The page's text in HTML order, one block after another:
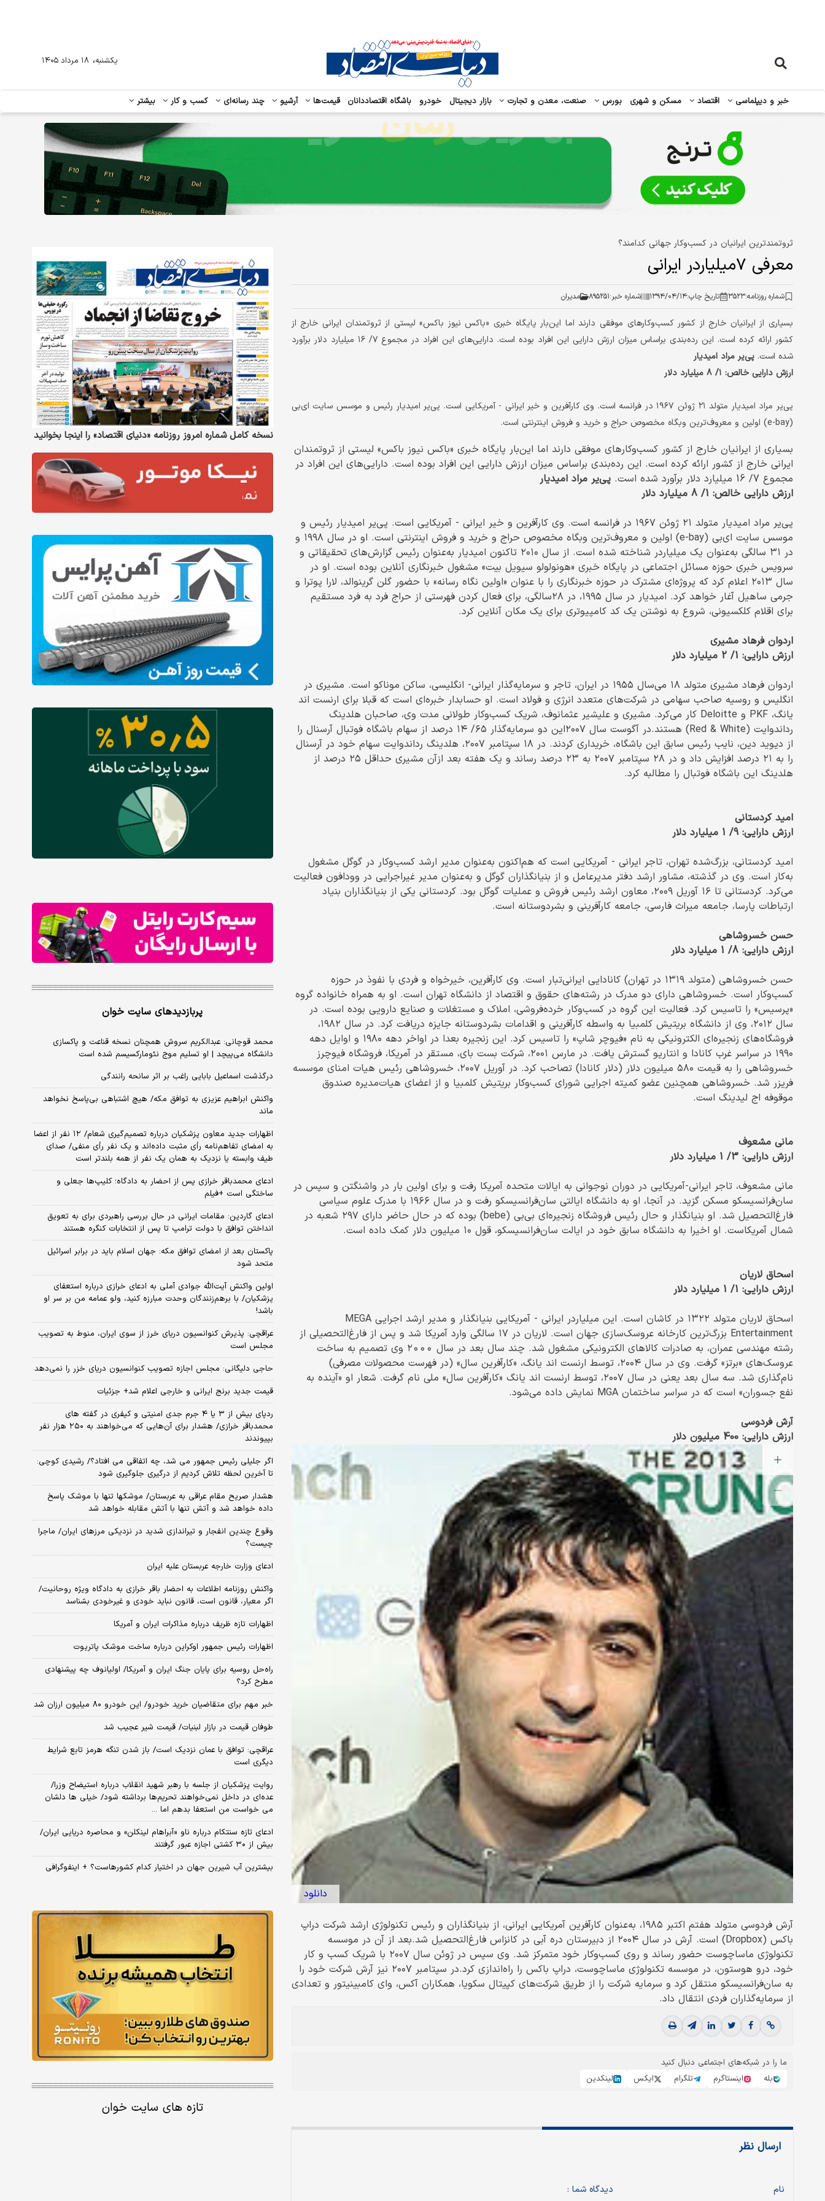
خبر و دیپلماسی اقتصاد مسکن و شهری بورس صنعت، معدن و تجارت بازار دیجیتال خودرو باشگاه اقتصاددانان قیمت‌ها آرشیو چند رسانه‌ای کسب و کار بیشتر
یکشنبه، ۱۸ مرداد ۱۴۰۵
ثروتمندترین ایرانیان در کسب‌وکار جهانی کدامند؟
معرفی ۷میلیاردر ایرانی
شماره روزنامه:۳۵۲۳ تاریخ چاپ:۱۳۹۴/۰۴/۱۴ شماره خبر:۸۹۵۲۵۱ مدیران
بسیاری از ایرانیان خارج از کشور کسب‌وکارهای موفقی دارند اما این‌بار پایگاه خبری «باکس نیوز باکس» لیستی از ثروتمندان ایرانی خارج از
کشور ارائه کرده است. این رده‌بندی براساس میزان ارزش دارایی این افراد بوده است. دارایی‌های این افراد در مجموع ۷/ ۱۶ میلیارد دلار برآورد
شده است. پی‌یر مراد امیدیار
ارزش دارایی خالص: ۱/ ۸ میلیارد دلار
پی‌یر مراد امیدیار متولد ۲۱ ژوئن ۱۹۶۷ در فرانسه است. وی کارآفرین و خیر ایرانی - آمریکایی است. پی‌یر امیدیار رئیس و موسس سایت ای‌بی
(e-bay) اولین و معروف‌ترین وبگاه مخصوص حراج و خرید و فروش اینترنتی است.
بسیاری از ایرانیان خارج از کشور کسب‌وکارهای موفقی دارند اما این‌بار پایگاه خبری «باکس نیوز باکس» لیستی از ثروتمندان
ایرانی خارج از کشور ارائه کرده است. این رده‌بندی براساس میزان ارزش دارایی این افراد بوده است. دارایی‌های این افراد در
مجموع 7/ 16 میلیارد دلار برآورد شده است.
پی‌یر مراد امیدیار
ارزش دارایی خالص: 1/ 8 میلیارد دلار
پی‌یر مراد امیدیار متولد ۲۱ ژوئن ۱۹۶۷ در فرانسه است. وی کارآفرین و خیر ایرانی - آمریکایی است. پی‌یر امیدیار رئیس و
موسس سایت ای‌بی (e-bay) اولین و معروف‌ترین وبگاه مخصوص حراج و خرید و فروش اینترنتی است. او در سال ۱۹۹۸ و
در ۳۱ سالگی به‌عنوان یک میلیاردر شناخته شده است. از سال ۲۰۱۰ تاکنون امیدیار به‌عنوان رئیس گزارش‌های تحقیقاتی و
سرویس خبری حوزه مسائل اجتماعی در پایگاه خبری «هونولولو سیویل بیت» مشغول خبرنگاری آنلاین بوده است. او در
سال ۲۰۱۳ اعلام کرد که پروژه‌ای مشترک در حوزه خبرنگاری را با عنوان «اولین نگاه رسانه» با حضور گلن گرینوالد، لارا پوترا و
جرمی ساهیل آغار خواهد کرد. امیدیار در سال ۱۹۹۵، در ۲۸سالگی، برای فعال کردن فهرستی از حراج فرد به فرد مستقیم
برای اقلام کلکسیونی، شروع به نوشتن یک کد کامپیوتری برای یک مکان آنلاین کرد.
اردوان فرهاد مشیری
ارزش دارایی: 1/ 2 میلیارد دلار
اردوان فرهاد مشیری متولد ۱۸ می‌سال ۱۹۵۵ در ایران، تاجر و سرمایه‌گذار ایرانی- انگلیسی، ساکن موناکو است. مشیری در
انگلیس و روسیه صاحب سهامی در شرکت‌های متعدد انرژی و فولاد است. او حسابدار خبره‌ای است که قبلا برای ارنست اند
یانگ، PKF و Deloitte کار می‌کرد. مشیری و علیشیر عثمانوف، شریک کسب‌وکار طولانی مدت وی، صاحبان هلدینگ
رداندوایت (Red & White) هستند.در آگوست سال ۲۰۰۷این دو سرمایه‌گذار ۶۵/ ۱۴ درصد از سهام باشگاه فوتبال آرسنال را
از دیوید دین، نایب رئیس سابق این باشگاه، خریداری کردند. در ۱۸ سپتامبر ۲۰۰۷، هلدینگ رداندوایت سهام خود در آرسنال
را به ۲۱ درصد افزایش داد و در ۲۸ سپتامبر ۲۰۰۷ به ۲۳ درصد رساند و یک هفته بعد ازآن مشیری حداقل ۲۵ درصد از
هلدینگ این باشگاه فوتبال را مطالبه کرد.
امید کردستانی
ارزش دارایی: 9/ 1 میلیارد دلار
امید کردستانی، بزرگ‌شده تهران، تاجر ایرانی - آمریکایی است که هم‌اکنون به‌عنوان مدیر ارشد کسب‌وکار در گوگل مشغول
به‌کار است. وی در گذشته، مشاور ارشد دفتر مدیرعامل و از بنیانگذاران گوگل و به‌عنوان مدیر غیر‌اجرایی در وودافون فعالیت
می‌کرد. کردستانی تا ۱۶ آوریل ۲۰۰۹، معاون ارشد رئیس فروش و عملیات گوگل بود. کردستانی یکی از بنیانگذاران بنیاد
ارتباطات پارسا، جامعه میراث فارسی، جامعه کارآفرینی و بشردوستانه است.
حسن خسروشاهی
ارزش دارایی: 8/ 1 میلیارد دلار
حسن خسروشاهی (متولد ۱۳۱۹ در تهران) کانادایی ایرانی‌تبار است. وی کارآفرین، خیرخواه و فردی با نفوذ در حوزه
کسب‌وکار است. خسروشاهی دارای دو مدرک در رشته‌های حقوق و اقتصاد از دانشگاه تهران است. او به همراه خانواده گروه
«پرسیس» را تاسیس کرد. فعالیت این گروه در کسب‌وکار خرده‌فروشی، املاک و مستغلات و صنایع دارویی بوده است. در
سال ۲۰۱۲، وی از دانشگاه بریتیش کلمبیا به واسطه کارآفرینی و اقدامات بشردوستانه جایزه دریافت کرد. در سال ۱۹۸۲،
فروشگاه‌های زنجیره‌ای الکترونیکی به نام «فیوچر شاپ» را تاسیس کرد. این زنجیره بعدا در اواخر دهه ۱۹۸۰ و اوایل دهه
۱۹۹۰ در سراسر غرب کانادا و انتاریو گسترش یافت. در مارس ۲۰۰۱، شرکت بست بای، مستقر در آمریکا، فروشگاه فیوچرز
خسروشاهی را به قیمت ۵۸۰ میلیون دلار (دلار کانادا) تصاحب کرد. در آوریل ۲۰۰۷، خسروشاهی رئیس هیات امنای موسسه
فریزر شد. خسروشاهی همچنین عضو کمیته اجرایی شورای کسب‌وکار بریتیش کلمبیا و از اعضای هیات‌مدیره صندوق
موقوفه اج لیدینگ است.
مانی مشعوف
ارزش دارایی: 3/ 1 میلیارد دلار
مانی مشعوف، تاجر ایرانی‌-‌آمریکایی در دوران نوجوانی به ایالات متحده آمریکا رفت و برای اولین بار در واشنگتن و سپس در
سان‌فرانسیسکو مسکن گزید. در آنجا، او به دانشگاه ایالتی سان‌فرانسیسکو رفت و در سال ۱۹۶۶ با مدرک علوم سیاسی
فارغ‌التحصیل شد. او بنیانگذار و حال رئیس فروشگاه زنجیره‌ای ‌بی‌بی (bebe) بوده که در حال حاضر دارای ۲۹۷ شعبه در
شمال آمریکاست. او اخیرا به دانشگاه سابق خود در ایالت سان‌فرانسیسکو، قول ۱۰ میلیون دلار کمک داده است.
اسحاق لاریان
ارزش دارایی: 1/ 1 میلیارد دلار
اسحاق لاریان متولد ۱۳۲۲ در کاشان است. این میلیاردر ایرانی - آمریکایی بنیانگذار و مدیر ارشد اجرایی MEGA
Entertainment بزرگ‌ترین کارخانه عروسک‌سازی جهان است. لاریان در ۱۷ سالگی وارد آمریکا شد و پس از فارغ‌التحصیلی از
رشته مهندسی عمران، به صادرات کالاهای الکترونیکی مشغول شد. چند سال بعد در سال ٢٠٠٠ وی تصمیم به ساخت
عروسک‌های «برتز» گرفت. وی در سال ۲۰۰۴، توسط ارنست اند یانگ، «کارآفرین سال» (در فهرست محصولات مصرفی)
نام‌گذاری شد. سه سال بعد یعنی در سال ۲۰۰۷، توسط ارنست اند یانگ «کارآفرین سال» ملی نام گرفت. شعار او «آینده به
نفع جسوران» است که در سراسر ساختمان MGA نمایش داده می‌شود.
آرش فردوسی
ارزش دارایی: 400 میلیون دلار
دانلود
آرش فردوسی متولد هفتم اکتبر ۱۹۸۵، به‌عنوان کارآفرین آمریکایی ایرانی، از بنیانگذاران و رئیس تکنولوژی ارشد شرکت دراپ
باکس (Dropbox) است. آرش در سال ۲۰۰۴ از دبیرستان دره آبی در کانزاس فارغ‌التحصیل شد.بعد از آن در موسسه
تکنولوژی ماساچوست حضور رساند و روی کسب‌وکار خود متمرکز شد. وی سپس در ژوئن سال ۲۰۰۷ با شریک کسب و کار
خود، درو هوستون، در موسسه تکنولوژی ماساچوست، دراپ باکس را راه‌اندازی کرد.در سپتامبر ۲۰۰۷ نیز آرش شرکت خود را
به سان‌فرانسیسکو منتقل کرد و سرمایه شرکت را از طریق شرکت‌های کپیتال سکویا، همکاران آکس، وای کامبینیتور و تعدادی
از سرمایه‌گذاران فردی انتقال داد.
ما را در شبکه‌های اجتماعی دنبال کنید
بله
اینستاگرم تلگرام ایکس لینکدین
ارسال نظر
نام دیدگاه شما :
نسخه کامل شماره امروز روزنامه «دنیای‌ اقتصاد» را اینجا بخوانید
پربازدیدهای سایت خوان
محمد قوچانی: عبدالکریم سروش همچنان نسخه قناعت و پاکسازی
دانشگاه می‌پیچد | او تسلیم موج نئومارکسیسم شده است
درگذشت اسماعیل بابایی راغب بر اثر سانحه رانندگی
واکنش ابراهیم عزیزی به توافق مکه/ هیچ اشتباهی بی‌پاسخ نخواهد
ماند
اظهارات جدید معاون پزشکیان درباره تصمیم‌گیری شعام/ ۱۲ نفر از اعضا
به امضای تفاهم‌نامه رأی مثبت داده‌اند و یک نفر رأی منفی/ صدای
طیف وابسته یا نزدیک به همان یک نفر از همه بلندتر است
ادعای محمدباقر خرازی پس از احضار به دادگاه؛ کلیپ‌ها جعلی و
ساختگی است +فیلم
ادعای گاردین: مقامات ایرانی در حال بررسی راهبردی برای به تعویق
انداختن توافق با دولت ترامپ تا پس از انتخابات کنگره هستند
پاکستان بعد از امضای توافق مکه: جهان اسلام باید در برابر اسرائیل
متحد شود
اولین واکنش آیت‌الله جوادی آملی به ادعای خرازی درباره استعفای
پزشکیان/ با برهم‌زنندگان وحدت مبارزه کنید، ولو عمامه من بر سر او
باشد!
عراقچی: پذیرش کنوانسیون دریای خرز از سوی ایران، منوط به تصویب
مجلس است
حاجی دلیگانی: مجلس اجازه تصویب کنوانسیون دریای خزر را نمی‌دهد
قیمت جدید برنج ایرانی و خارجی اعلام شد+ جزئیات
ردپای بیش از ۳ یا ۴ جرم جدی امنیتی و کیفری در گفته های
محمدباقر خرازی/ هشدار برای آن‌هایی که می‌خواهند به ۲۵۰ هزار نفر
بپیوندند
اگر جلیلی رئیس جمهور می شد، چه اتفاقی می افتاد؟/ رشیدی کوچی:
تا آخرین لحظه تلاش کردیم از درگیری جلوگیری شود
هشدار صریح مقام عراقی به عربستان/ موشکها تنها با موشک پاسخ
داده خواهد شد و آتش تنها با آتش مقابله خواهد شد
وقوع چندین انفجار و تیراندازی شدید در نزدیکی مرز‌های ایران/ ماجرا
چیست؟
ادعای وزارت خارجه عربستان علیه ایران
واکنش روزنامه اطلاعات به احضار باقر خرازی به دادگاه ویژه روحانیت/
اگر معیار، قانون است، قانون نباید خودی و غیرخودی بشناسد
اظهارات تازه ظریف درباره مذاکرات ایران و آمریکا
اظهارات رئیس جمهور اوکراین درباره ساخت موشک پاتریوت
راه‌حل روسیه برای پایان جنگ ایران و آمریکا/ اولیانوف چه پیشنهادی
مطرح کرد؟
خبر مهم برای متقاضیان خرید خودرو/ این خودرو ۸۰ میلیون ارزان شد
طوفان قیمت در بازار لبنیات/ قیمت شیر عجیب شد
عراقچی: توافق با عمان نزدیک است/ باز شدن تنگه هرمز تابع شرایط
دیگری است
روایت پزشکیان از جلسه با رهبر شهید انقلاب درباره استیضاح وزرا/
عده‌ای در داخل نمی‌خواهند تحریم‌ها برداشته شود/ خیلی ها دلشان
می خواست من استعفا بدهم اما ...
ادعای تازه سنتکام درباره ناو «آبراهام لینکلن» و محاصره دریایی ایران/
بیش از ۳۰ کشتی اجازه عبور گرفتند
بیشترین آب شیرین جهان در اختیار کدام کشورهاست؟ + اینفوگرافی
تازه های سایت خوان